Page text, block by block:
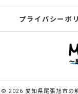
プライバシーポ
© 2026 愛知県尾張旭市の